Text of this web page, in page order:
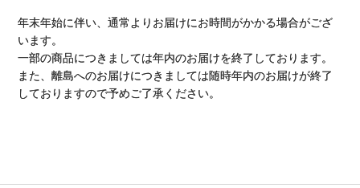
年末年始に伴い、通常よりお届けにお時間がかかる場合がござ
います。
一部の商品につきましては年内のお届けを終了しております。
また、離島へのお届けにつきましては随時年内のお届けが終了
しておりますので予めご了承ください。